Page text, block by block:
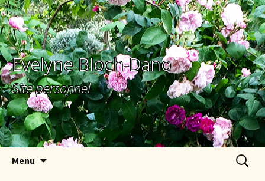
Evelyne Bloch-Dano
Site personnel
Menu